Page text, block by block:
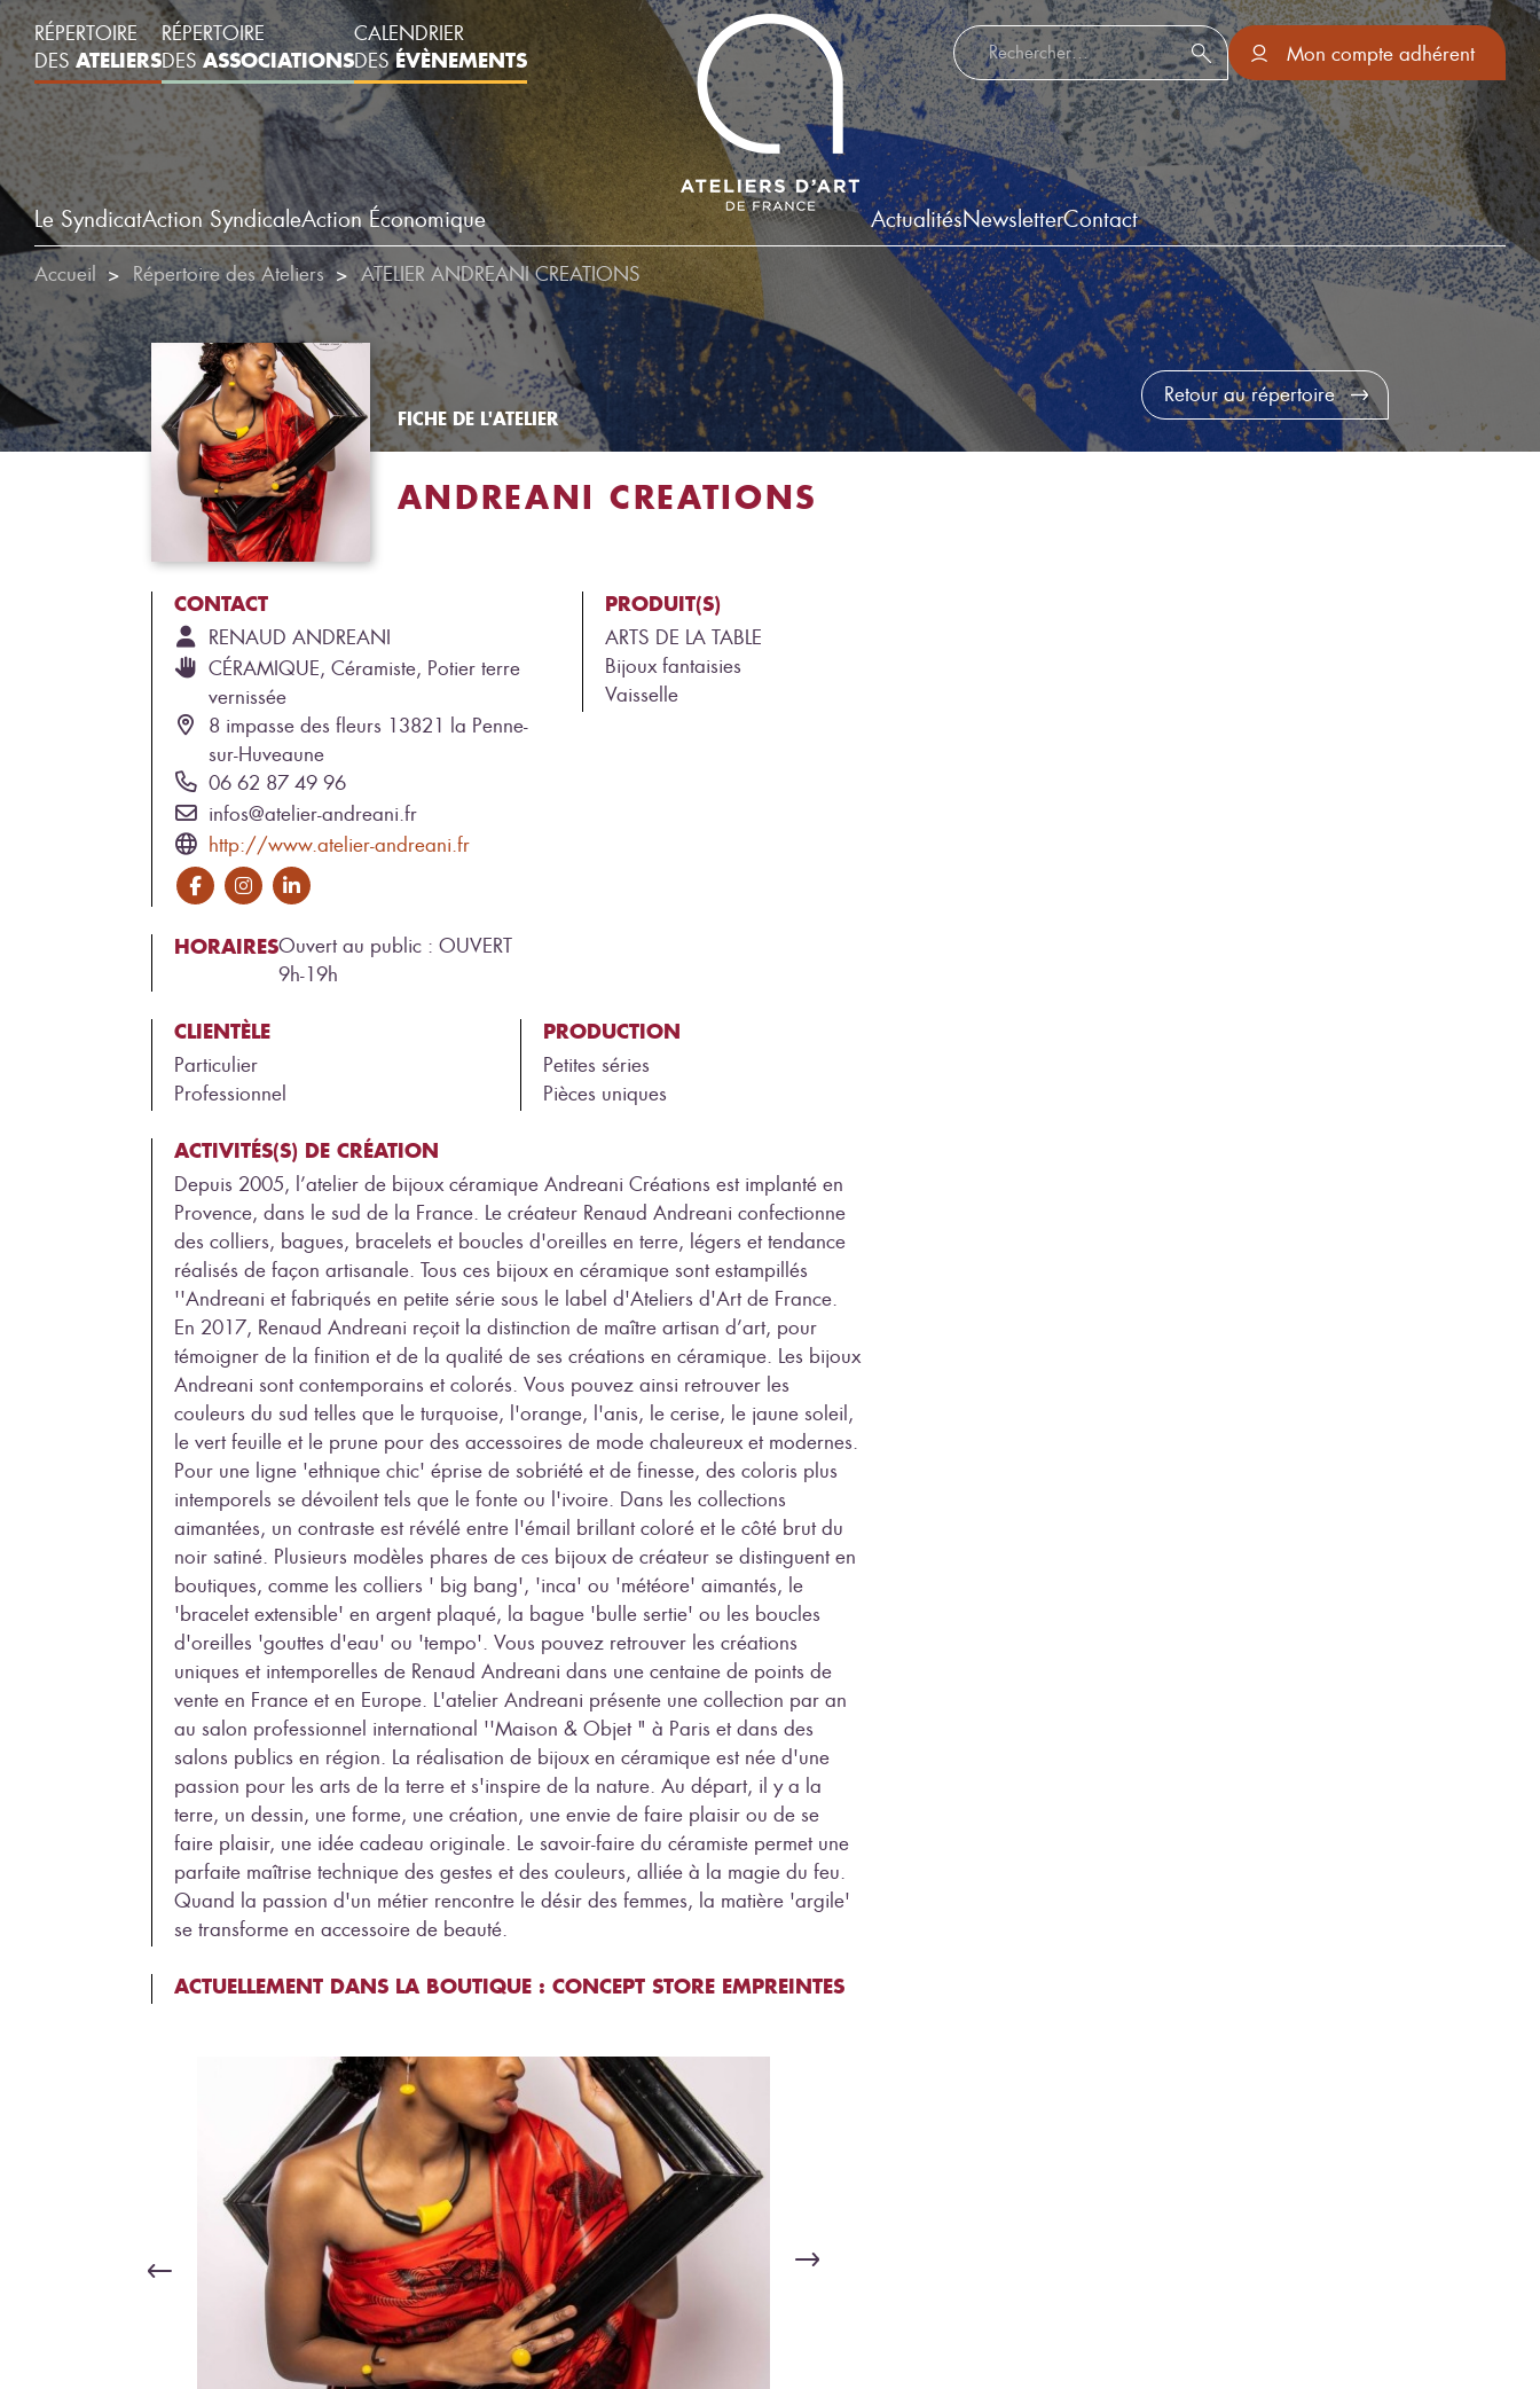
RÉPERTOIRE
DESATELIERS
RÉPERTOIRE
DESASSOCIATIONS
CALENDRIER
DESÉVÈNEMENTS
Le SyndicatAction SyndicaleAction Économique
Rechercher :
Mon compte adhérent
ActualitésNewsletterContact
Accueil Répertoire des Ateliers ATELIER ANDREANI CREATIONS
FICHE DE L'ATELIER
ANDREANI CREATIONS
CONTACT
RENAUD ANDREANI
CÉRAMIQUE, Céramiste, Potier terre
vernissée
8 impasse des fleurs 13821 la Penne-
sur-Huveaune
06 62 87 49 96
infos@atelier-andreani.fr
http://www.atelier-andreani.fr
HORAIRESOuvert au public : OUVERT
9h-19h
PRODUIT(S)
ARTS DE LA TABLE
Bijoux fantaisies
Vaisselle
CLIENTÈLE
Particulier
Professionnel
PRODUCTION
Petites séries
Pièces uniques
ACTIVITÉS(S) DE CRÉATION
Depuis 2005, l’atelier de bijoux céramique Andreani Créations est implanté en
Provence, dans le sud de la France. Le créateur Renaud Andreani confectionne
des colliers, bagues, bracelets et boucles d'oreilles en terre, légers et tendance
réalisés de façon artisanale. Tous ces bijoux en céramique sont estampillés
''Andreani et fabriqués en petite série sous le label d'Ateliers d'Art de France.
En 2017, Renaud Andreani reçoit la distinction de maître artisan d’art, pour
témoigner de la finition et de la qualité de ses créations en céramique. Les bijoux
Andreani sont contemporains et colorés. Vous pouvez ainsi retrouver les
couleurs du sud telles que le turquoise, l'orange, l'anis, le cerise, le jaune soleil,
le vert feuille et le prune pour des accessoires de mode chaleureux et modernes.
Pour une ligne 'ethnique chic' éprise de sobriété et de finesse, des coloris plus
intemporels se dévoilent tels que le fonte ou l'ivoire. Dans les collections
aimantées, un contraste est révélé entre l'émail brillant coloré et le côté brut du
noir satiné. Plusieurs modèles phares de ces bijoux de créateur se distinguent en
boutiques, comme les colliers ' big bang', 'inca' ou 'météore' aimantés, le
'bracelet extensible' en argent plaqué, la bague 'bulle sertie' ou les boucles
d'oreilles 'gouttes d'eau' ou 'tempo'. Vous pouvez retrouver les créations
uniques et intemporelles de Renaud Andreani dans une centaine de points de
vente en France et en Europe. L'atelier Andreani présente une collection par an
au salon professionnel international ''Maison & Objet " à Paris et dans des
salons publics en région. La réalisation de bijoux en céramique est née d'une
passion pour les arts de la terre et s'inspire de la nature. Au départ, il y a la
terre, un dessin, une forme, une création, une envie de faire plaisir ou de se
faire plaisir, une idée cadeau originale. Le savoir-faire du céramiste permet une
parfaite maîtrise technique des gestes et des couleurs, alliée à la magie du feu.
Quand la passion d'un métier rencontre le désir des femmes, la matière 'argile'
se transforme en accessoire de beauté.
ACTUELLEMENT DANS LA BOUTIQUE : CONCEPT STORE EMPREINTES
Retour au répertoire